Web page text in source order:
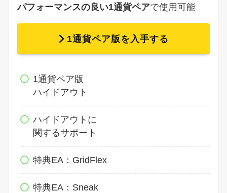
パフォーマンスの良い1通貨ペアで使用可能
1通貨ペア版を入手する
1通貨ペア版
ハイドアウト
ハイドアウトに
関するサポート
特典EA：GridFlex
特典EA：Sneak